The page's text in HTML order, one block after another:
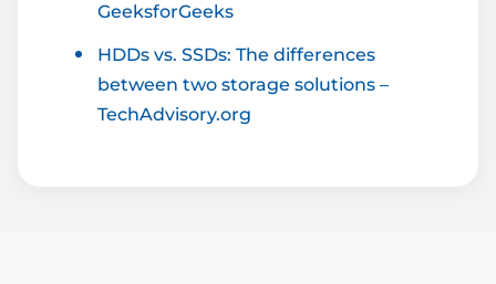
GeeksforGeeks
HDDs vs. SSDs: The differences
between two storage solutions –
TechAdvisory.org